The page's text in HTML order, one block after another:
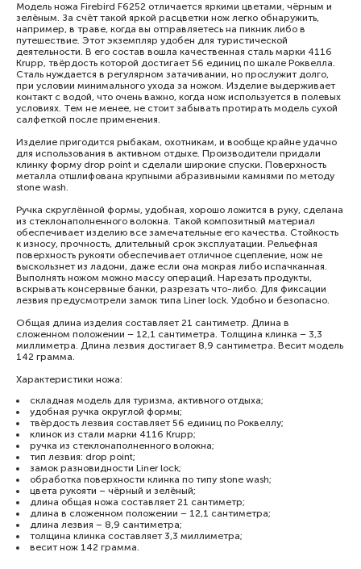
Модель ножа Firebird F6252 отличается яркими цветами, чёрным и
зелёным. За счёт такой яркой расцветки нож легко обнаружить,
например, в траве, когда вы отправляетесь на пикник либо в
путешествие. Этот экземпляр удобен для туристической
деятельности. В его состав вошла качественная сталь марки 4116
Krupp, твёрдость которой достигает 56 единиц по шкале Роквелла.
Сталь нуждается в регулярном затачивании, но прослужит долго,
при условии минимального ухода за ножом. Изделие выдерживает
контакт с водой, что очень важно, когда нож используется в полевых
условиях. Тем не менее, не стоит забывать протирать модель сухой
салфеткой после применения.
Изделие пригодится рыбакам, охотникам, и вообще крайне удачно
для использования в активном отдыхе. Производители придали
клинку форму drop point и сделали широкие спуски. Поверхность
металла отшлифована крупными абразивными камнями по методу
stone wash.
Ручка скруглённой формы, удобная, хорошо ложится в руку, сделана
из стеклонаполненного волокна. Такой композитный материал
обеспечивает изделию все замечательные его качества. Стойкость
к износу, прочность, длительный срок эксплуатации. Рельефная
поверхность рукояти обеспечивает отличное сцепление, нож не
выскользнет из ладони, даже если она мокрая либо испачканная.
Выполнять ножом можно массу операций. Нарезать продукты,
вскрывать консервные банки, разрезать что-либо. Для фиксации
лезвия предусмотрели замок типа Liner lock. Удобно и безопасно.
Общая длина изделия составляет 21 сантиметр. Длина в
сложенном положении – 12,1 сантиметра. Толщина клинка – 3,3
миллиметра. Длина лезвия достигает 8,9 сантиметра. Весит модель
142 грамма.
​Характеристики ножа:​
складная модель для туризма, активного отдыха;
удобная ручка округлой формы;
твёрдость лезвия составляет 56 единиц по Роквеллу;
клинок из стали марки 4116 Krupp;
ручка из стеклонаполненного волокна;
тип лезвия: drop point;
замок разновидности Liner lock;
обработка поверхности клинка по типу stone wash;
цвета рукояти – чёрный и зелёный;
длина общая ножа составляет 21 сантиметр;
длина в сложенном положении – 12,1 сантиметра;
длина лезвия – 8,9 сантиметра;
толщина клинка составляет 3,3 миллиметра;
весит нож 142 грамма.